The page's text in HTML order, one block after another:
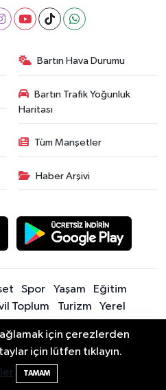
Bartın Hava Durumu
Bartın Trafik Yoğunluk
Haritası
Tüm Manşetler
Haber Arşivi
Spor Yaşam
Eğitim
Toplum Turizm Yerel
yazarları sorumludur.
Dakika Haberleri | Bartın Haber |
Sitedeki tüm harici linkler ayrı bir
için çerezlerden
için lütfen tıklayın.
TAMAM
5 Gözaltı, 4